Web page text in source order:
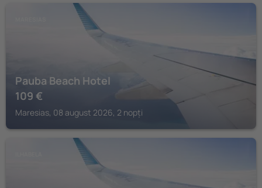
Pauba Beach Hotel
109 €
Maresias, 08 august 2026, 2 nopți